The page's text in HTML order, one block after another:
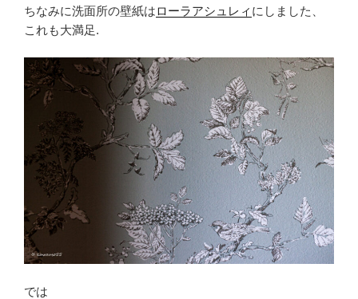
ちなみに洗面所の壁紙はローラアシュレィ にしました、
これも大満足.
では